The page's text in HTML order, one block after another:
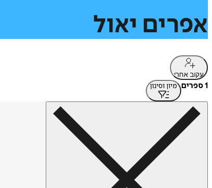
אפרים יאול
עקוב אחרי
1 ספרים מיון וסינון